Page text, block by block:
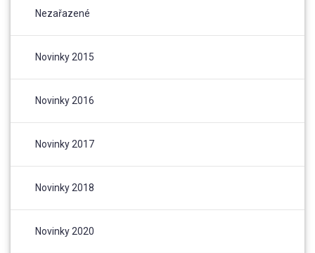
Nezařazené
Novinky 2015
Novinky 2016
Novinky 2017
Novinky 2018
Novinky 2020